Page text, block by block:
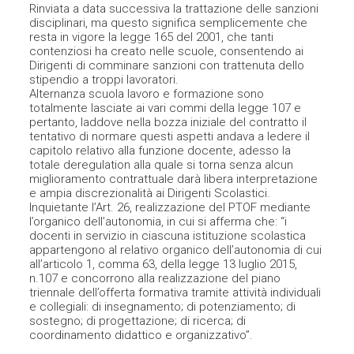
Rinviata a data successiva la trattazione delle sanzioni
disciplinari, ma questo significa semplicemente che
resta in vigore la legge 165 del 2001, che tanti
contenziosi ha creato nelle scuole, consentendo ai
Dirigenti di comminare sanzioni con trattenuta dello
stipendio a troppi lavoratori.
Alternanza scuola lavoro e formazione sono
totalmente lasciate ai vari commi della legge 107 e
pertanto, laddove nella bozza iniziale del contratto il
tentativo di normare questi aspetti andava a ledere il
capitolo relativo alla funzione docente, adesso la
totale deregulation alla quale si torna senza alcun
miglioramento contrattuale darà libera interpretazione
e ampia discrezionalità ai Dirigenti Scolastici.
Inquietante l’Art. 26, realizzazione del PTOF mediante
l’organico dell’autonomia, in cui si afferma che: “i
docenti in servizio in ciascuna istituzione scolastica
appartengono al relativo organico dell’autonomia di cui
all’articolo 1, comma 63, della legge 13 luglio 2015,
n.107 e concorrono alla realizzazione del piano
triennale dell’offerta formativa tramite attività individuali
e collegiali: di insegnamento; di potenziamento; di
sostegno; di progettazione; di ricerca; di
coordinamento didattico e organizzativo”.